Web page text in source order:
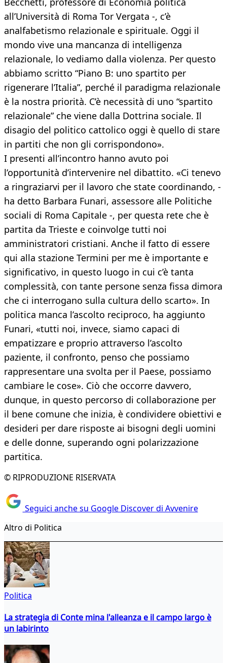
all’Università di Roma Tor Vergata -, c’è
analfabetismo relazionale e spirituale. Oggi il
mondo vive una mancanza di intelligenza
relazionale, lo vediamo dalla violenza. Per questo
abbiamo scritto “Piano B: uno spartito per
rigenerare l’Italia”, perché il paradigma relazionale
è la nostra priorità. C’è necessità di uno “spartito
relazionale” che viene dalla Dottrina sociale. Il
disagio del politico cattolico oggi è quello di stare
in partiti che non gli corrispondono».
I presenti all’incontro hanno avuto poi
l’opportunità d’intervenire nel dibattito. «Ci tenevo
a ringraziarvi per il lavoro che state coordinando, -
ha detto Barbara Funari, assessore alle Politiche
sociali di Roma Capitale -, per questa rete che è
partita da Trieste e coinvolge tutti noi
amministratori cristiani. Anche il fatto di essere
qui alla stazione Termini per me è importante e
significativo, in questo luogo in cui c’è tanta
complessità, con tante persone senza fissa dimora
che ci interrogano sulla cultura dello scarto». In
politica manca l’ascolto reciproco, ha aggiunto
Funari, «tutti noi, invece, siamo capaci di
empatizzare e proprio attraverso l’ascolto
paziente, il confronto, penso che possiamo
rappresentare una svolta per il Paese, possiamo
cambiare le cose». Ciò che occorre davvero,
dunque, in questo percorso di collaborazione per
il bene comune che inizia, è condividere obiettivi e
desideri per dare risposte ai bisogni degli uomini
e delle donne, superando ogni polarizzazione
partitica.
© RIPRODUZIONE RISERVATA
Seguici anche su Google Discover di Avvenire
Altro di Politica
Politica
La strategia di Conte mina l'alleanza e il campo largo è
un labirinto